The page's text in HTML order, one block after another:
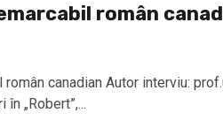
român
român canadian Autor interviu:
„Robert”,...